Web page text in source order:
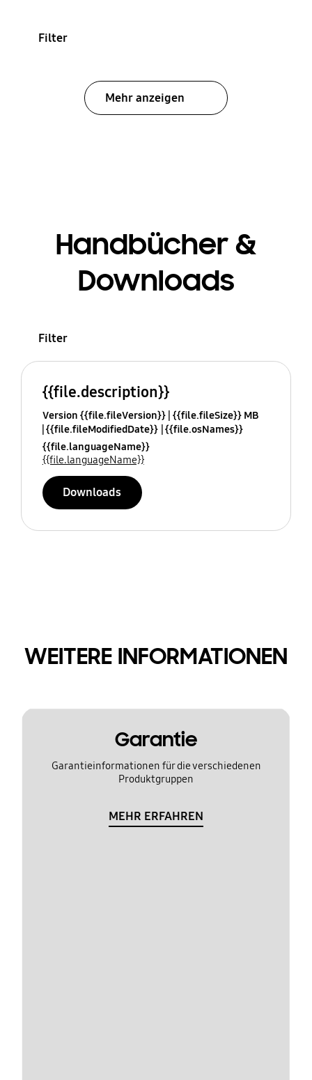
Filter
Mehr anzeigen
Handbücher &
Downloads
Filter
{{file.description}}
Version {{file.fileVersion}} {{file.fileSize}} MB
{{file.fileModifiedDate}} {{file.osNames}}
{{file.languageName}}
{{file.languageName}}
Downloads
WEITERE INFORMATIONEN
Garantie
Garantieinformationen für die verschiedenen
Produktgruppen
MEHR ERFAHREN